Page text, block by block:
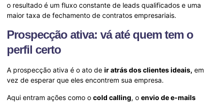
o resultado é um fluxo constante de leads qualificados e uma
maior taxa de fechamento de contratos empresariais.
Prospecção ativa: vá até quem tem o
perfil certo
A prospecção ativa é o ato de ir atrás dos clientes ideais, em
vez de esperar que eles encontrem sua empresa.
Aqui entram ações como o cold calling, o envio de e-mails